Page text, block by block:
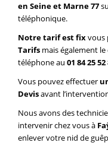
en Seine et Marne 77
téléphonique.
Notre tarif est fixvous
Tarifs mais également
téléphone au 01 84 25 52
Vous pouvez effectuer
Devisavant
Nous avons des
intervenir chez vous à
enlever votre nid de